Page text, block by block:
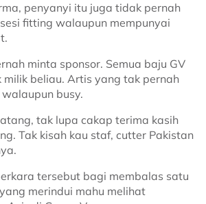
penyanyi itu juga tidak pernah
fitting walaupun mempunyai
minta sponsor. Semua baju GV
beliau. Artis yang tak pernah
busy.
tak lupa cakap terima kasih
Tak kisah kau staf, cutter Pakistan
tersebut bagi membalas satu
merindui mahu melihat